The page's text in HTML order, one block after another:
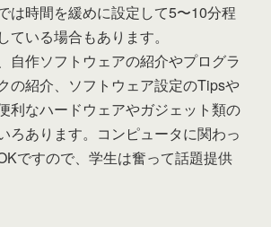
は時間を緩めに設定して5〜10分程
ている場合もあります。
自作ソフトウェアの紹介やプログラ
の紹介、ソフトウェア設定のTipsや
利なハードウェアやガジェット類の
ろあります。コンピュータに関わっ
ですので、学生は奮って話題提供